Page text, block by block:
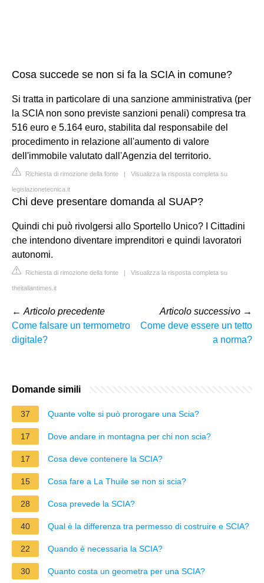
Cosa succede se non si fa la SCIA in comune?
Si tratta in particolare di una sanzione amministrativa (per
la SCIA non sono previste sanzioni penali) compresa tra
516 euro e 5.164 euro, stabilita dal responsabile del
procedimento in relazione all'aumento di valore
dell'immobile valutato dall'Agenzia del territorio.
Richiesta di rimozione della fonte | Visualizza la risposta completa su
legislazionetecnica.it
Chi deve presentare domanda al SUAP?
Quindi chi può rivolgersi allo Sportello Unico? I Cittadini
che intendono diventare imprenditori e quindi lavoratori
autonomi.
Richiesta di rimozione della fonte | Visualizza la risposta completa su
theitaliantimes.it
← Articolo precedente
Come falsare un termometro
digitale?
Articolo successivo →
Come deve essere un tetto
a norma?
Domande simili
37 Quante volte si può prorogare una Scia?
17 Dove andare in montagna per chi non scia?
17 Cosa deve contenere la SCIA?
15 Cosa fare a La Thuile se non si scia?
28 Cosa prevede la SCIA?
40 Qual è la differenza tra permesso di costruire e SCIA?
22 Quando è necessaria la SCIA?
30 Quanto costa un geometra per una SCIA?